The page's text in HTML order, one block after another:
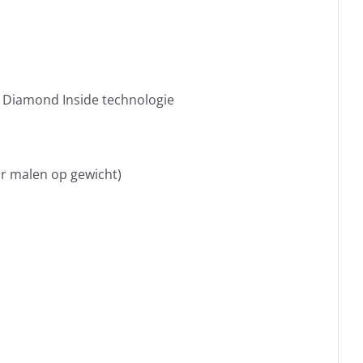
Inside technologie
malen op gewicht)